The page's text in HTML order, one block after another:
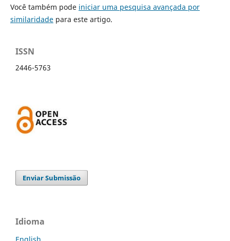
Você também pode iniciar uma pesquisa avançada por
similaridadepara este artigo.
ISSN
2446-5763
Enviar Submissão
Idioma
English